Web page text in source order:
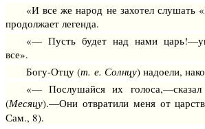
«И все же народ не захотел слушать
продолжает легенда.
«— Пусть будет над нами
все».
Богу-Отцу (т. е. Солнцу) надоели,
«— Послушайся их
(Месяцу).—Они отвратили меня от
Сам., 8).